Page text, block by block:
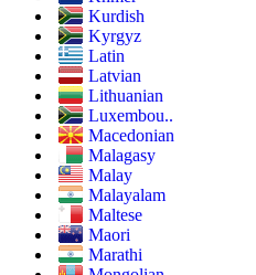
Kurdish
Kyrgyz
Latin
Latvian
Lithuanian
Luxembou..
Macedonian
Malagasy
Malay
Malayalam
Maltese
Maori
Marathi